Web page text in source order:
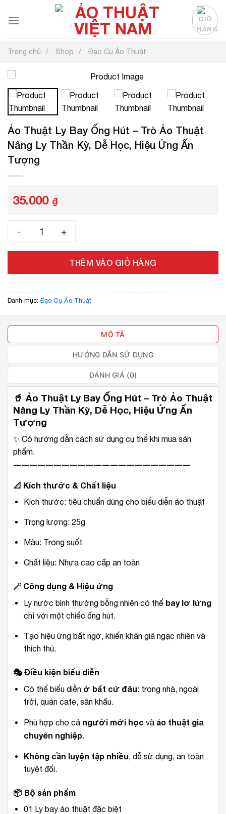
đến
Trang chủ Shop Đạo Cụ Ảo Thuật
Ảo Thuật Ly Bay Ống Hút – Trò Ảo Thuật
Nâng Ly Thần Kỳ, Dễ Học, Hiệu Ứng Ấn
Tượng
35.000 ₫
THÊM VÀO GIỎ HÀNG
Danh mục: Đạo Cụ Ảo Thuật
MÔ TẢ
HƯỚNG DẪN SỬ DỤNG
ĐÁNH GIÁ (0)
🥤 Ảo Thuật Ly Bay Ống Hút – Trò Ảo Thuật
Nâng Ly Thần Kỳ, Dễ Học, Hiệu Ứng Ấn
Tượng
✨ Có hướng dẫn cách sử dụng cụ thể khi mua sản
phẩm.
――――――――――――――――――――――
📐 Kích thước & Chất liệu
Kích thước: tiêu chuẩn dùng cho biểu diễn ảo thuật
Trọng lượng: 25g
Màu: Trong suốt
Chất liệu: Nhựa cao cấp an toàn
🪄 Công dụng & Hiệu ứng
Ly nước bình thường bỗng nhiên có thể bay lơ lửng
chỉ với một chiếc ống hút.
Tạo hiệu ứng bất ngờ, khiến khán giả ngạc nhiên và
thích thú.
🎭Điều kiện biểu diễn
Có thể biểu diễn ở bất cứ đâu: trong nhà, ngoài
trời, quán cafe, sân khấu.
Phù hợp cho cả người mới học và ảo thuật gia
chuyên nghiệp.
Không cần luyện tập nhiều, dễ sử dụng, an toàn
tuyệt đối.
📦 Bộ sản phẩm
01 Ly bay ảo thuật đặc biệt